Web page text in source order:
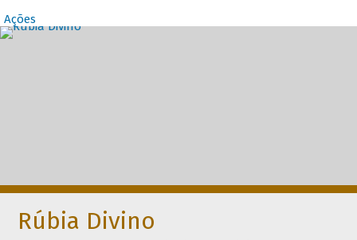
Ações
Destaques
Rúbia Divino